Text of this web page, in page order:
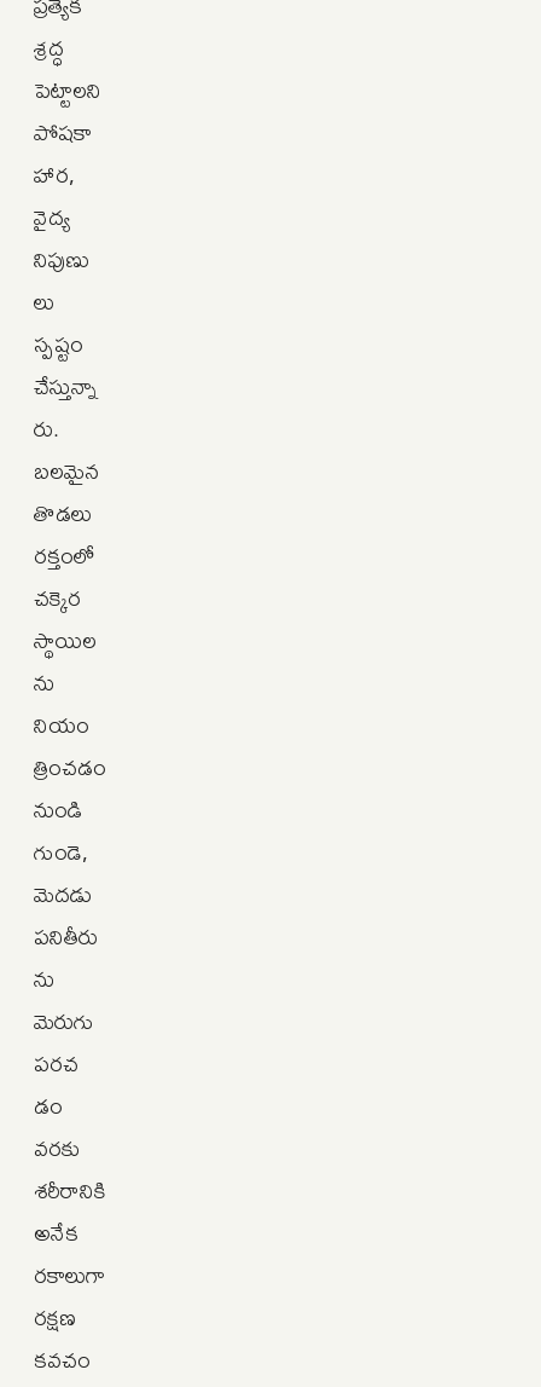
శ్రద్ధ
పెట్టాలని
పోషకా
హార,
వైద్య
నిపుణు
లు
స్పష్టం
చేస్తున్నా
రు.
బలమైన
తొడలు
రక్తంలో
చక్కెర
స్థాయిల
ను
నియం
త్రించడం
నుండి
గుండె,
మెదడు
పనితీరు
ను
మెరుగు
పరచ
డం
వరకు
శరీరానికి
అనేక
రకాలుగా
రక్షణ
కవచం